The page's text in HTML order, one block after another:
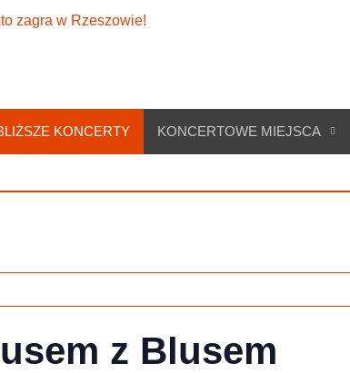
KONCERTY KONCERTOWE MIEJSCA
z Blusem